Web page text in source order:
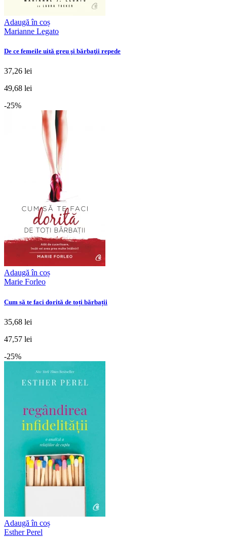
Adaugă în coș
Marianne Legato
De ce femeile uită greu şi bărbaţii repede
37,26 lei
49,68 lei
-25%
Adaugă în coș
Marie Forleo
Cum să te faci dorită de toți bărbații
35,68 lei
47,57 lei
-25%
Adaugă în coș
Esther Perel